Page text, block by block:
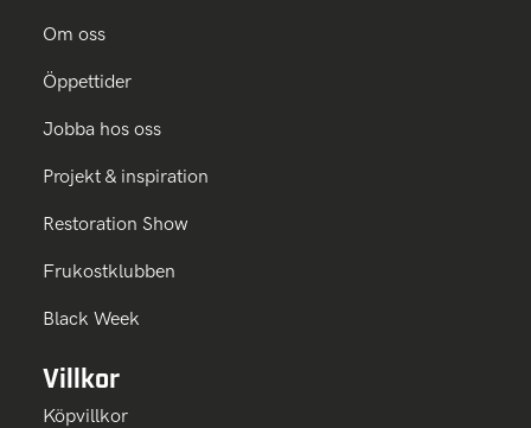
Om oss
Öppettider
Jobba hos oss
Projekt & inspiration
Restoration Show
Frukostklubben
Black Week
Villkor
Köpvillkor